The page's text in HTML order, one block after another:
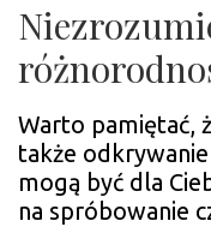
Warto pamiętać,
także
mogą być dla
na spróbowanie